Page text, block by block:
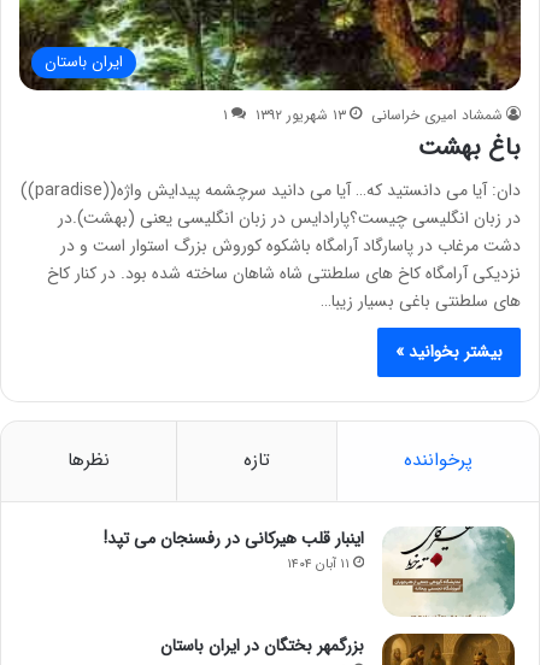
ایران باستان
شمشاد امیری خراسانی ۱۳ شهریور ۱۳۹۲ ۱
باغ بهشت
دان: آیا می دانستید که… آیا می دانید سرچشمه پیدایش واژه((paradise))
در زبان انگلیسی چیست؟پارادایس در زبان انگلیسی یعنی (بهشت).در
دشت مرغاب در پاسارگاد آرامگاه باشکوه کوروش بزرگ استوار است و در
نزدیکی آرامگاه کاخ های سلطنتی شاه شاهان ساخته شده بود. در کنار کاخ
های سلطنتی باغی بسیار زیبا…
بیشتر بخوانید »
پرخواننده تازه نظرها
اینبار قلب هیرکانی در رفسنجان می تپد!
۱۱ آبان ۱۴۰۴
بزرگمهر بختگان در ایران باستان